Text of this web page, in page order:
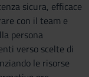
sicura, efficace
con il team e
persona
verso scelte di
le risorse